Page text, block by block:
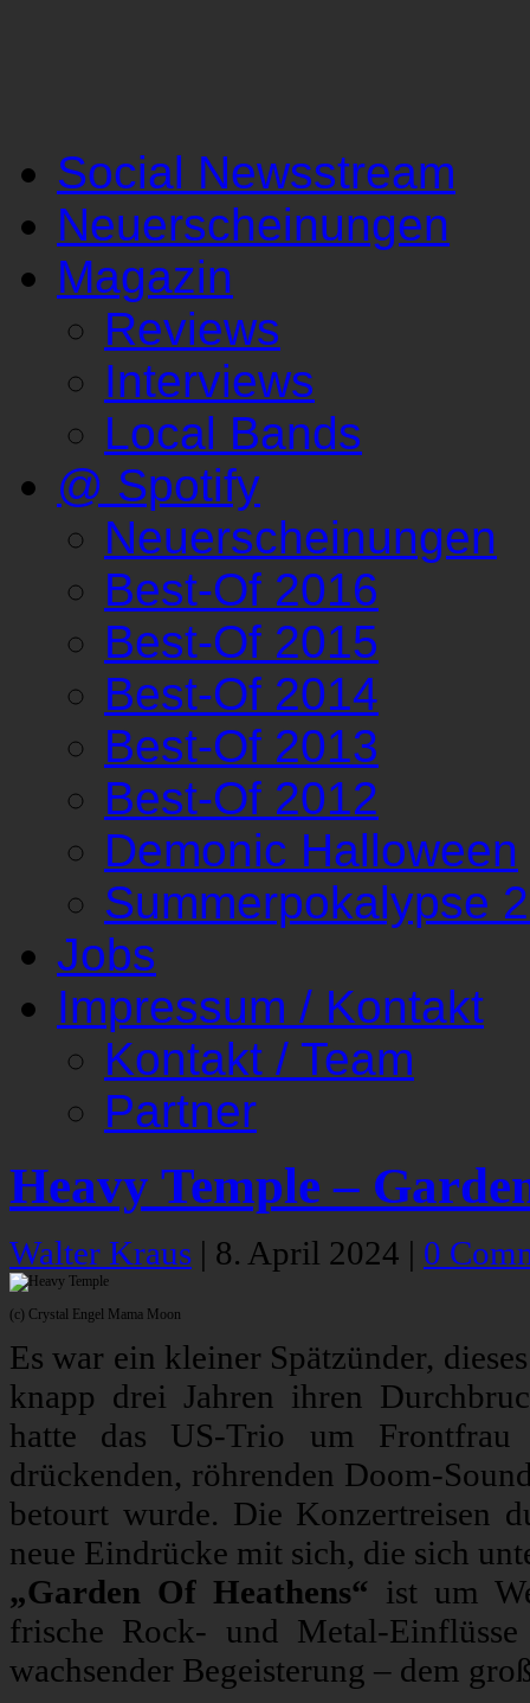
Social Newsstream
Neuerscheinungen
Magazin
Reviews
Interviews
Local Bands
@ Spotify
Neuerscheinungen
Best-Of 2016
Best-Of 2015
Best-Of 2014
Best-Of 2013
Best-Of 2012
Demonic Halloween
Summerpokalypse
Jobs
Impressum / Kontakt
Kontakt / Team
Partner
Heavy Temple –
Walter Kraus | 8. April 2024 | 0
(c) Crystal Engel Mama Moon
Es war ein kleiner Spätzünder,
knapp drei Jahren ihren
hatte das US-Trio um
drückenden, röhrenden Doom-
betourt wurde. Die Konzertreisen
neue Eindrücke mit sich, die sich
„Garden Of Heathens“ ist um
frische Rock- und Metal-
wachsender Begeisterung – dem